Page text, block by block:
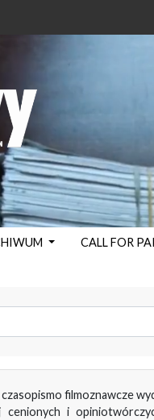
CALL FOR
filmoznawcze
cenionych i